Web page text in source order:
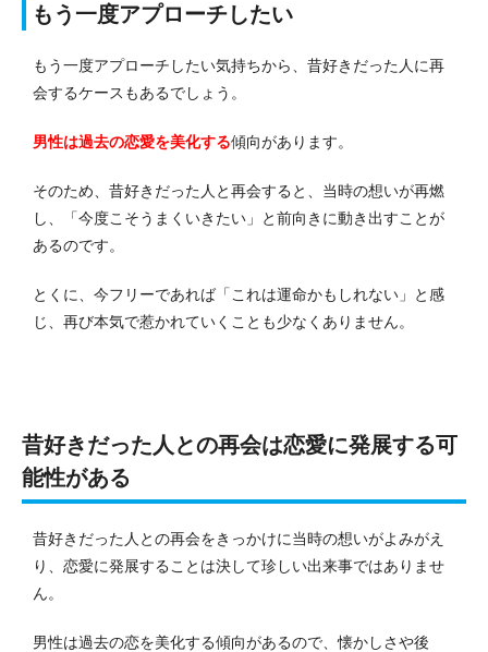
もう一度アプローチしたい
もう一度アプローチしたい気持ちから、昔好きだった人に再
会するケースもあるでしょう。
男性は過去の恋愛を美化する傾向があります。
そのため、昔好きだった人と再会すると、当時の想いが再燃
し、「今度こそうまくいきたい」と前向きに動き出すことが
あるのです。
とくに、今フリーであれば「これは運命かもしれない」と感
じ、再び本気で惹かれていくことも少なくありません。
昔好きだった人との再会は恋愛に発展する可
能性がある
昔好きだった人との再会をきっかけに当時の想いがよみがえ
り、恋愛に発展することは決して珍しい出来事ではありませ
ん。
男性は過去の恋を美化する傾向があるので、懐かしさや後